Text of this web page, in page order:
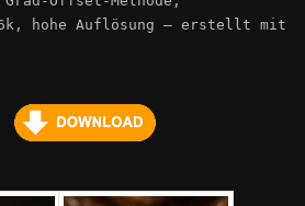
hohe Auflösung – erstellt mit